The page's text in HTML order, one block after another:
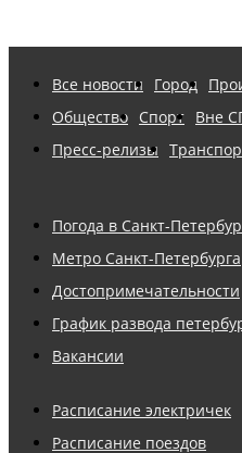
Все новости Город
Общество Спорт Вне
Пресс-релизы
Погода в Санкт-
Метро Санкт-Петербурга
Достопримечательности
График развода
Вакансии
Расписание электричек
Расписание поездов